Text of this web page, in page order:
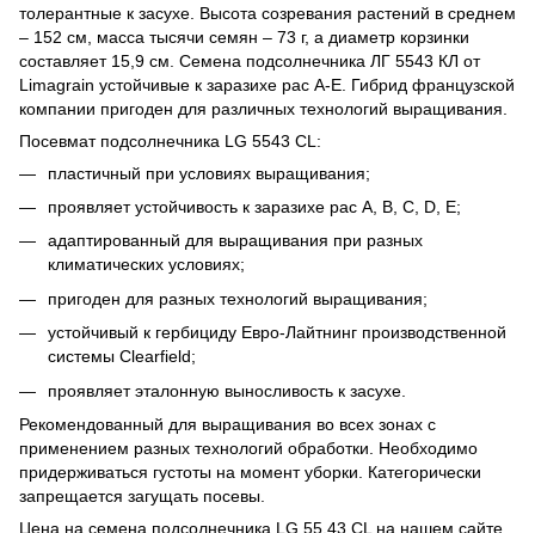
толерантные к засухе. Высота созревания растений в среднем
– 152 см, масса тысячи семян – 73 г, а диаметр корзинки
составляет 15,9 см. Семена подсолнечника ЛГ 5543 КЛ от
Limagrain устойчивые к заразихе рас А-Е. Гибрид французской
компании пригоден для различных технологий выращивания.
Посевмат подсолнечника LG 5543 CL:
пластичный при условиях выращивания;
проявляет устойчивость к заразихе рас A, B, C, D, E;
адаптированный для выращивания при разных
климатических условиях;
пригоден для разных технологий выращивания;
устойчивый к гербициду Евро-Лайтнинг производственной
системы Clearfield;
проявляет эталонную выносливость к засухе.
Рекомендованный для выращивания во всех зонах с
применением разных технологий обработки. Необходимо
придерживаться густоты на момент уборки. Категорически
запрещается загущать посевы.
Цена на семена подсолнечника LG 55.43 CL на нашем сайте